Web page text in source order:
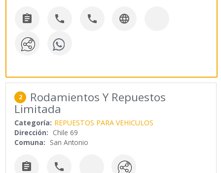
   
2 Rodamientos Y Repuestos
Limitada
Categoría: REPUESTOS PARA VEHICULOS
Dirección: Chile 69
Comuna: San Antonio
 